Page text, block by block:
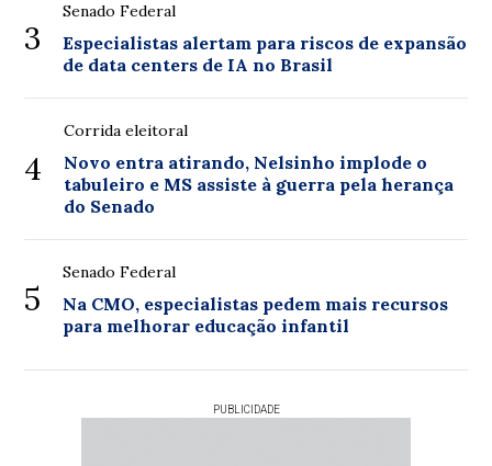
3
Senado Federal
Especialistas alertam para riscos de expansão
de data centers de IA no Brasil
4
Corrida eleitoral
Novo entra atirando, Nelsinho implode o
tabuleiro e MS assiste à guerra pela herança
do Senado
5
Senado Federal
Na CMO, especialistas pedem mais recursos
para melhorar educação infantil
PUBLICIDADE